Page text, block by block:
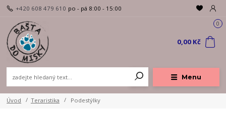
Menu
+420 608 479 610 po - pá 8:00 - 15:00
0
0,00 Kč
Úvod Teraristika Podestýlky